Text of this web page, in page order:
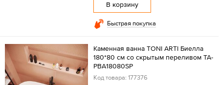
В корзину
Быстрая покупка
Каменная ванна TONI ARTI Биелла
180*80 см со скрытым переливом TA-
PBA18080SP
Код товара: 177376